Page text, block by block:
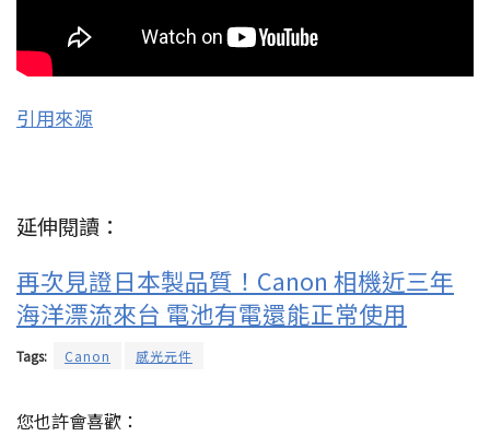
引用來源
延伸閱讀：
再次見證日本製品質！Canon 相機近三年
海洋漂流來台 電池有電還能正常使用
Tags: Canon 感光元件
您也許會喜歡：